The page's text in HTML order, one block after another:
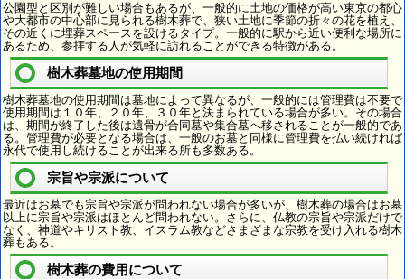
公園型と区別が難しい場合もあるが、一般的に土地の価格が高い東京の都心
や大都市の中心部に見られる樹木葬で、狭い土地に季節の折々の花を植え、
その近くに埋葬スペースを設けるタイプ。一般的に駅から近い便利な場所に
あるため、参拝する人が気軽に訪れることができる特徴がある。
樹木葬墓地の使用期間
樹木葬墓地の使用期間は墓地によって異なるが、一般的には管理費は不要で
使用期間は１０年、２０年、３０年と決まられている場合が多い。その場合
は、期間が終了した後は遺骨が合同墓や集合墓へ移されることが一般的であ
る。管理費が必要となる場合は、一般のお墓と同様に管理費を払い続ければ
永代で使用し続けることが出来る所も多数ある。
宗旨や宗派について
最近はお墓でも宗旨や宗派が問われない場合が多いが、樹木葬の場合はお墓
以上に宗旨や宗派はほとんど問われない。さらに、仏教の宗旨や宗派だけで
なく、神道やキリスト教、イスラム教などさまざまな宗教を受け入れる樹木
葬もある。
樹木葬の費用について